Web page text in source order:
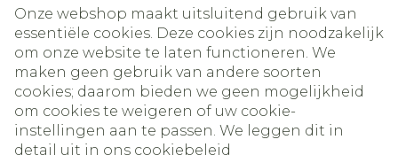
Onze webshop maakt uitsluitend gebruik van
essentiële cookies. Deze cookies zijn noodzakelijk
om onze website te laten functioneren. We
maken geen gebruik van andere soorten
cookies; daarom bieden we geen mogelijkheid
om cookies te weigeren of uw cookie-
instellingen aan te passen. We leggen dit in
detail uit in ons cookiebeleid